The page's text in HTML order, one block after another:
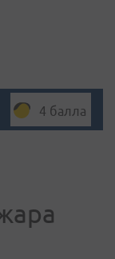
4 балла